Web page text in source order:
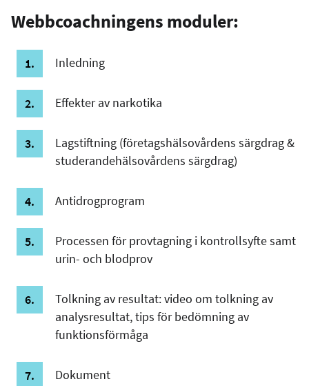
Webbcoachningens moduler:
Inledning
Effekter av narkotika
Lagstiftning (företagshälsovårdens särgdrag &
studerandehälsovårdens särgdrag)
Antidrogprogram
Processen för provtagning i kontrollsyfte samt
urin- och blodprov
Tolkning av resultat: video om tolkning av
analysresultat, tips för bedömning av
funktionsförmåga
Dokument